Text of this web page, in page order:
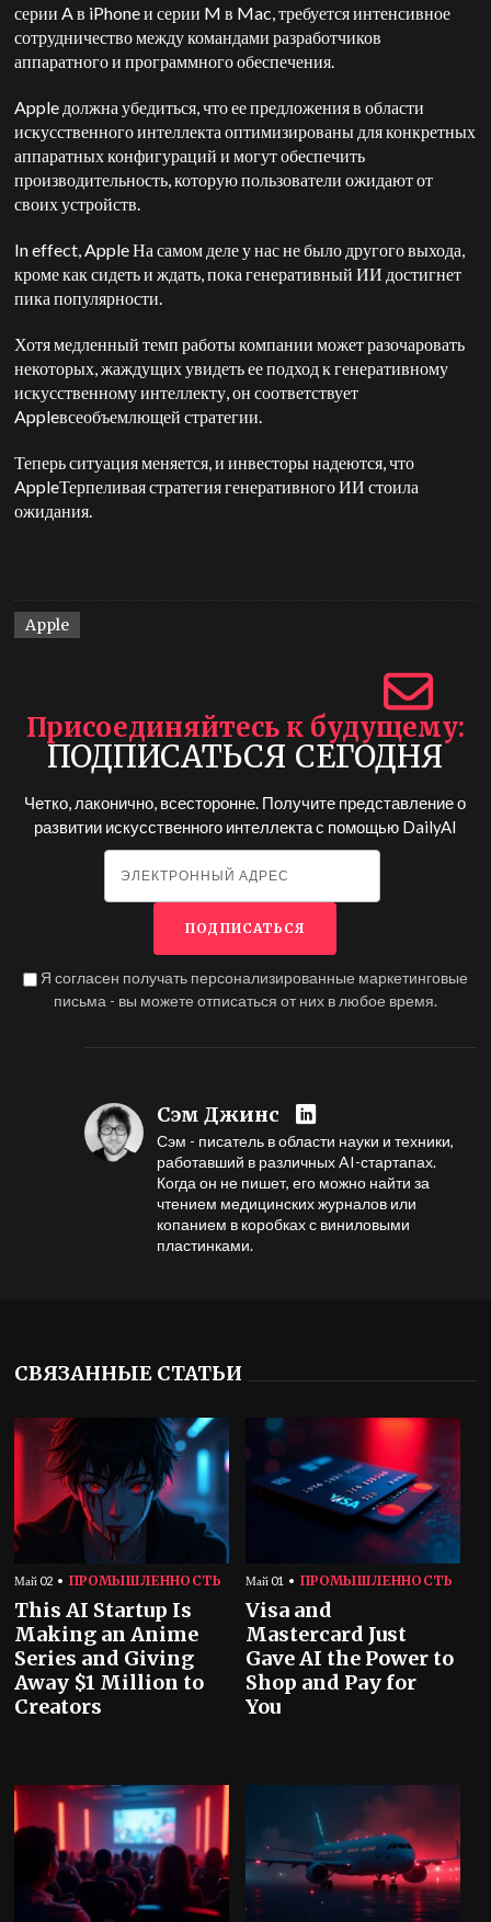
серии A в iPhone и серии M в Mac, требуется интенсивное
сотрудничество между командами разработчиков
аппаратного и программного обеспечения.
Apple должна убедиться, что ее предложения в области
искусственного интеллекта оптимизированы для конкретных
аппаратных конфигураций и могут обеспечить
производительность, которую пользователи ожидают от
своих устройств.
In effect,AppleНа самом деле у нас не было другого выхода,
кроме как сидеть и ждать, пока генеративный ИИ достигнет
пика популярности.
Хотя медленный темп работы компании может разочаровать
некоторых, жаждущих увидеть ее подход к генеративному
искусственному интеллекту, он соответствует
Appleвсеобъемлющей стратегии.
Теперь ситуация меняется, и инвесторы надеются, что
AppleТерпеливая стратегия генеративного ИИ стоила
ожидания.
Apple
Присоединяйтесь к будущему
ПОДПИСАТЬСЯ СЕГОДНЯ
Четко, лаконично, всесторонне. Получите представление о
развитии искусственного интеллекта с помощью DailyAI
Я согласен получать персонализированные маркетинговые
письма - вы можете отписаться от них в любое время.
Сэм Джинс
Сэм - писатель в области науки и техники,
работавший в различных AI-стартапах.
Когда он не пишет, его можно найти за
чтением медицинских журналов или
копанием в коробках с виниловыми
пластинками.
СВЯЗАННЫЕ СТАТЬИ
Май 02 ПРОМЫШЛЕННОСТЬ
This AI Startup Is
Making an Anime
Series and Giving
Away $1 Million to
Creators
Май 01 ПРОМЫШЛЕННОСТЬ
Visa and
Mastercard Just
Gave AI the Power to
Shop and Pay for
You